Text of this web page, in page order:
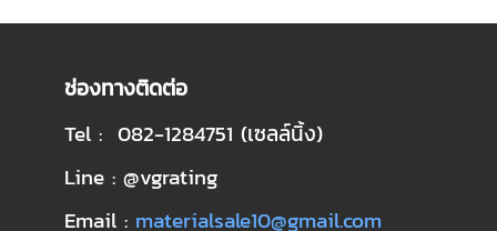
ช่องทางติดต่อ
Tel : 082-1284751 (เซลล์นิ้ง)
Line : @vgrating
Email : materialsale10@gmail.com